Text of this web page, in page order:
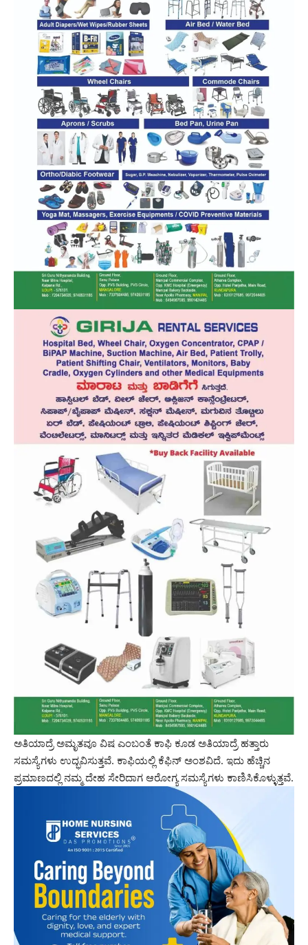
ಅತಿಯಾದ್ರೆ ಅಮೃತವೂ ವಿಷ ಎಂಬಂತೆ ಕಾಫಿ ಕೂಡ ಅತಿಯಾದ್ರೆ ಹತ್ತಾರು
ಸಮಸ್ಯೆಗಳು ಉದ್ಭವಿಸುತ್ತವೆ. ಕಾಫಿಯಲ್ಲಿ ಕೆಫಿನ್ ಅಂಶವಿದೆ. ಇದು ಹೆಚ್ಚಿನ
ಪ್ರಮಾಣದಲ್ಲಿ ನಮ್ಮ ದೇಹ ಸೇರಿದಾಗ ಆರೋಗ್ಯ ಸಮಸ್ಯೆಗಳು ಕಾಣಿಸಿಕೊಳ್ಳುತ್ತವೆ.